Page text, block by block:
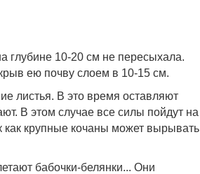
глубине 10-20 см не пересыхала.
ею почву слоем в 10-15 см.
листья. В это время оставляют
В этом случае все силы пойдут на
как крупные кочаны может вырывать
бабочки-белянки... Они